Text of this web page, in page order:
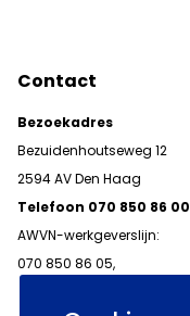
Contact
Bezoekadres
Bezuidenhoutseweg 12
2594 AV Den Haag
Telefoon 070 850 86 00
AWVN-werkgeverslijn:
070 850 86 05,